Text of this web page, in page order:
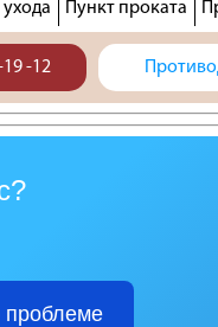
Пункт проката
-12